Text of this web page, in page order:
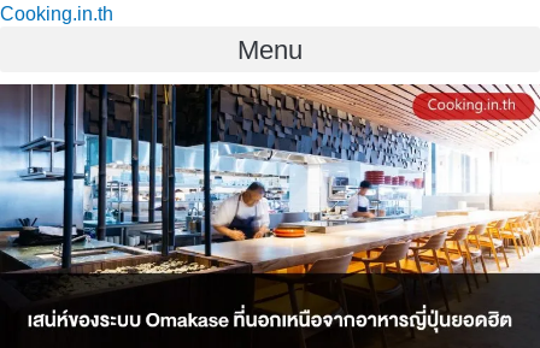
Skip
content
Cooking.in.th
Menu